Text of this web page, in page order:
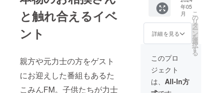
と触れ合えるイベ
ント
親方や元力士の方をゲスト
にお迎えした番組もあるた
こみんFM。子供たちが力士
規模のワン
マンライブ
を経てNHK
のタイアッ
プや番組出
演を経験。
新宿のタ
ワーレコー
自動更
新） ※
ベント
はグ
内で随
時開催
告知し
ます ※
原材料
す。 商
品開封
前には
届けの
リター
付され
たラベ
ルや注
意書き
品開封
前には
必ずお
届けの
リター
たラベ
意書き
をご確
で、あ
らかじ
めご了
承くだ
※原材料
及び添
の食品
表示は
お届け
ンでご
支援い
ただい
た場
合、フ
ペー
パー
「たこ
みん新
聞」に
お店や
企業の
ロゴを
掲載！
YouTub
eで配信
される
番組で
撮影さ
れるの
で、PR
年05
月
詳細を見る
こ
の
リ
タ
ー
ン
を
選
択
す
る
このプロ
ジェクト
は、 All-In方